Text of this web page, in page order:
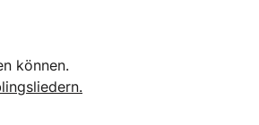
können.